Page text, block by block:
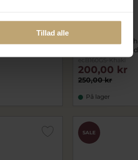
Tillad alle
ENAMEL
armbånd
250,00 kr
200,00 kr
På lager
SALE